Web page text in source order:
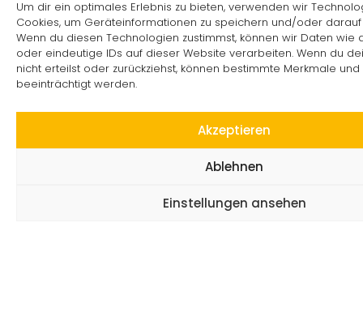
Um dir ein optimales Erlebnis zu bieten, verwenden wir
Cookies, um Geräteinformationen zu speichern und/oder darauf
Wenn du diesen Technologien zustimmst, können wir Daten wie
oder eindeutige IDs auf dieser Website verarbeiten. Wenn du
nicht erteilst oder zurückziehst, können bestimmte Merkmale und
beeinträchtigt werden.
Akzeptieren
Ablehnen
Einstellungen ansehen